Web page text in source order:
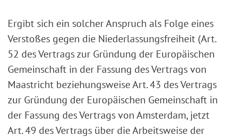
Ergibt sich ein solcher Anspruch als Folge eines
Verstoßes gegen die Niederlassungsfreiheit (Art.
52 des Vertrags zur Gründung der Europäischen
Gemeinschaft in der Fassung des Vertrags von
Maastricht beziehungsweise Art. 43 des Vertrags
zur Gründung der Europäischen Gemeinschaft in
der Fassung des Vertrags von Amsterdam, jetzt
Art. 49 des Vertrags über die Arbeitsweise der